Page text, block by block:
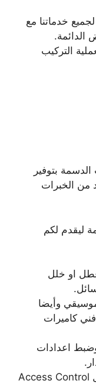
خدماتنا مع
الدائمة.
التركيب
بتوفير
من الخبرات
ليقدم لكم
او خلل
وأيضا
كاميرات
اعدادات
القيام بتركيب اكسس كونترول Access Control